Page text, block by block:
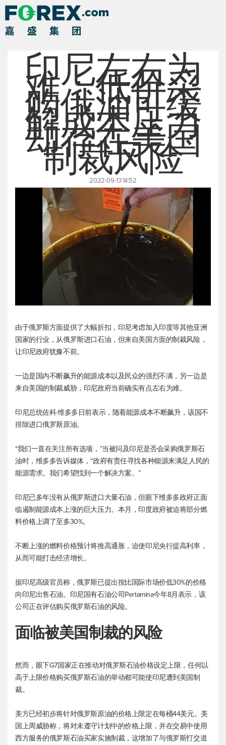
印尼左右为
难：低价采
购俄油可缓
解成本压力
却存在美国
制裁风险
2022-09-13 14:52
由于俄罗斯方面提供了大幅折扣，印尼考虑加入印度等其他亚洲
国家的行业，从俄罗斯进口石油，但来自美国方面的制裁风险，
让印尼政府犹豫不前。
一边是国内不断飙升的能源成本以及民众的强烈不满，另一边是
来自美国的制裁威胁，印尼政府当前确实有点左右为难。
印尼总统佐科·维多多日前表示，随着能源成本不断飙升，该国不
排除进口俄罗斯原油。
“我们一直在关注所有选项，”当被问及印尼是否会采购俄罗斯石
油时，维多多告诉媒体，“政府有责任寻找各种能源来满足人民的
能源需求。我们希望找到一个解决方案。”
印尼已多年没有从俄罗斯进口大量石油，但眼下维多多政府正面
临遏制能源成本上涨的巨大压力。本月，印度政府被迫将部分燃
料价格上调了至多30%。
不断上涨的燃料价格预计将推高通胀，迫使印尼央行提高利率，
从而可能打击经济增长。
据印尼高级官员称，俄罗斯已提出按比国际市场价低30%的价格
向印尼出售石油。印尼国有石油公司Pertamina今年8月表示，该
公司正在评估购买俄罗斯石油的风险。
面临被美国制裁的风险
然而，眼下G7国家正在推动对俄罗斯石油价格设定上限，任何以
高于上限价格购买俄罗斯石油的举动都可能使印尼遭到美国制
裁。
美方已经初步将针对俄罗斯原油的价格上限定在每桶44美元。美
国上周威胁称，将对未遵守计划中的价格上限，并在交易中使用
西方服务的俄罗斯石油买家实施制裁，这增加了与俄罗斯打交道